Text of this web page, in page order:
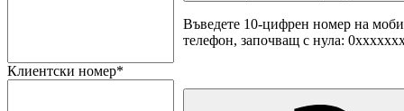
Въведете 10-цифрен номер на
телефон, започващ с нула:
Клиентски номер*